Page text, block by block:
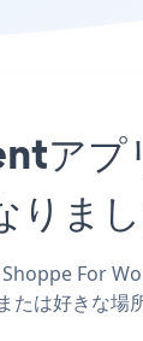
アプ
りま
For
は好きな場